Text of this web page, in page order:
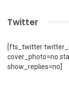
Twitter
[fts_twitter
cover_photo=no
show_replies=no]